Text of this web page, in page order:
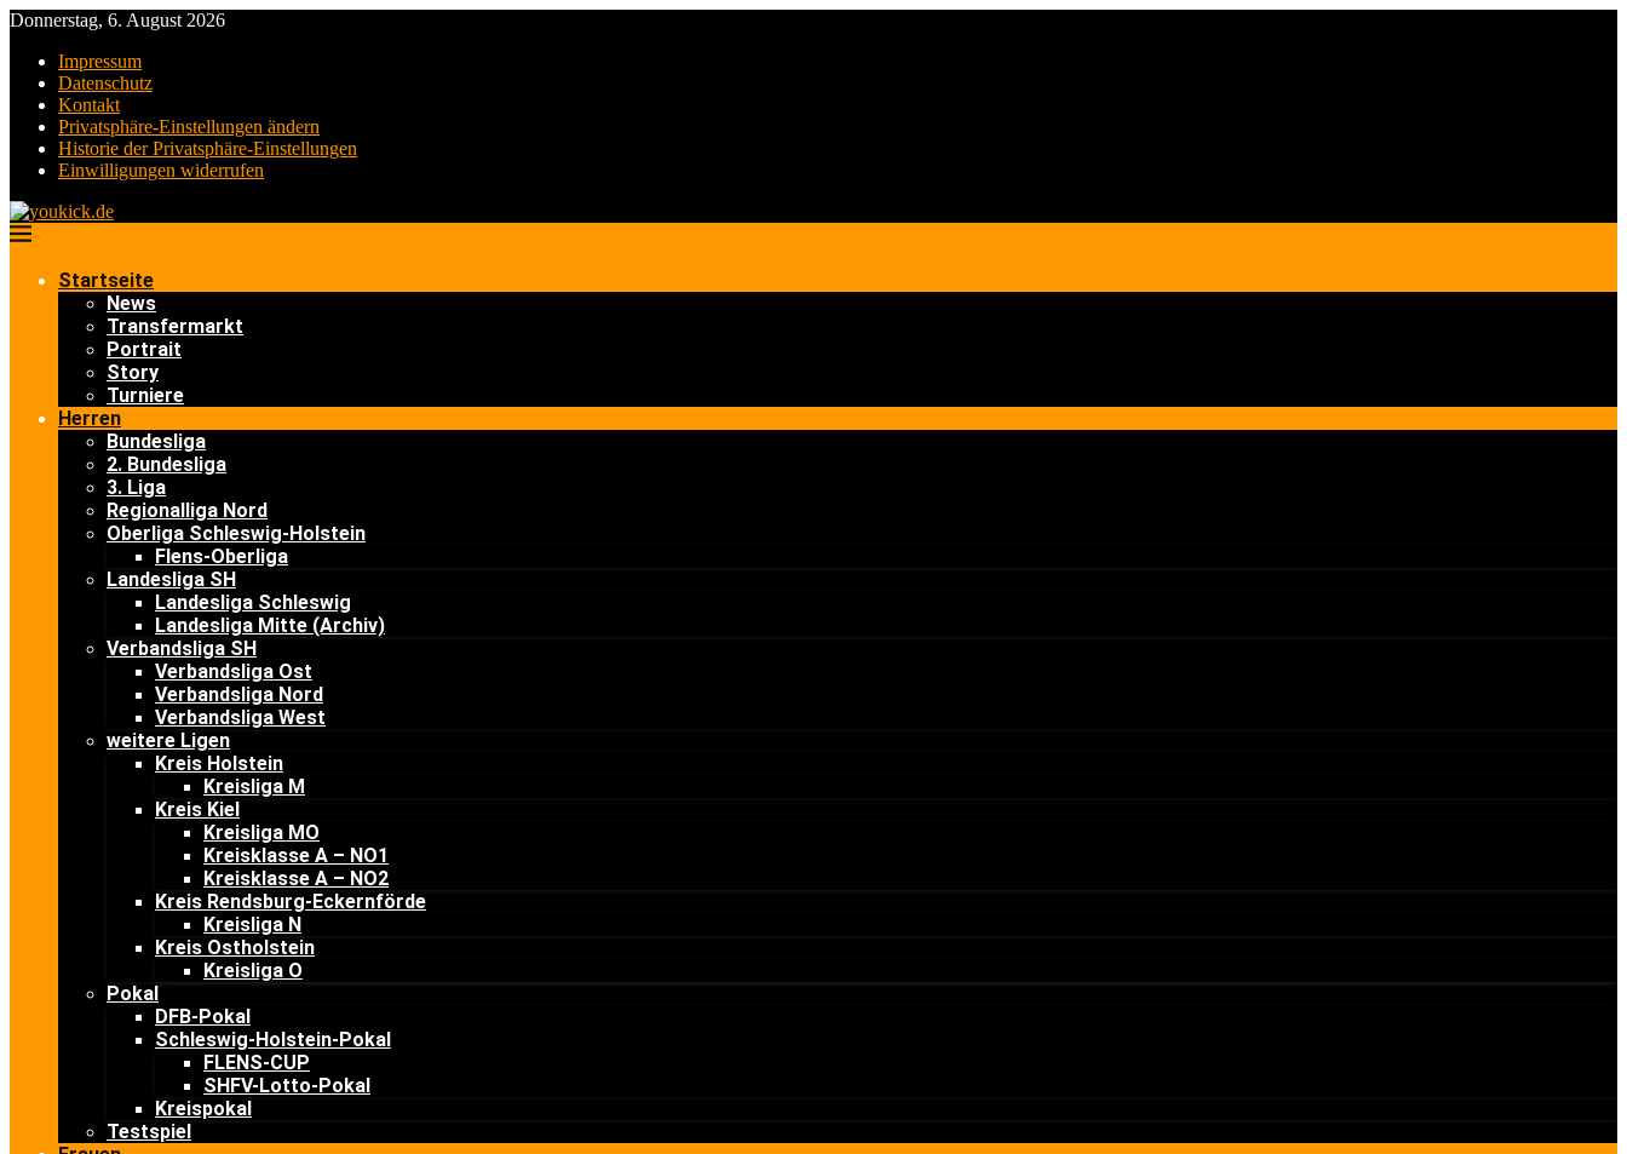
Donnerstag, 6. August 2026
Impressum
Datenschutz
Kontakt
Privatsphäre-Einstellungen ändern
Historie der Privatsphäre-Einstellungen
Einwilligungen widerrufen
Startseite
News
Transfermarkt
Portrait
Story
Turniere
Herren
Bundesliga
2. Bundesliga
3. Liga
Regionalliga Nord
Oberliga Schleswig-Holstein
Flens-Oberliga
Landesliga SH
Landesliga Schleswig
Landesliga Mitte (Archiv)
Verbandsliga SH
Verbandsliga Ost
Verbandsliga Nord
Verbandsliga West
weitere Ligen
Kreis Holstein
Kreisliga M
Kreis Kiel
Kreisliga MO
Kreisklasse A – NO1
Kreisklasse A – NO2
Kreis Rendsburg-Eckernförde
Kreisliga N
Kreis Ostholstein
Kreisliga O
Pokal
DFB-Pokal
Schleswig-Holstein-Pokal
FLENS-CUP
SHFV-Lotto-Pokal
Kreispokal
Testspiel